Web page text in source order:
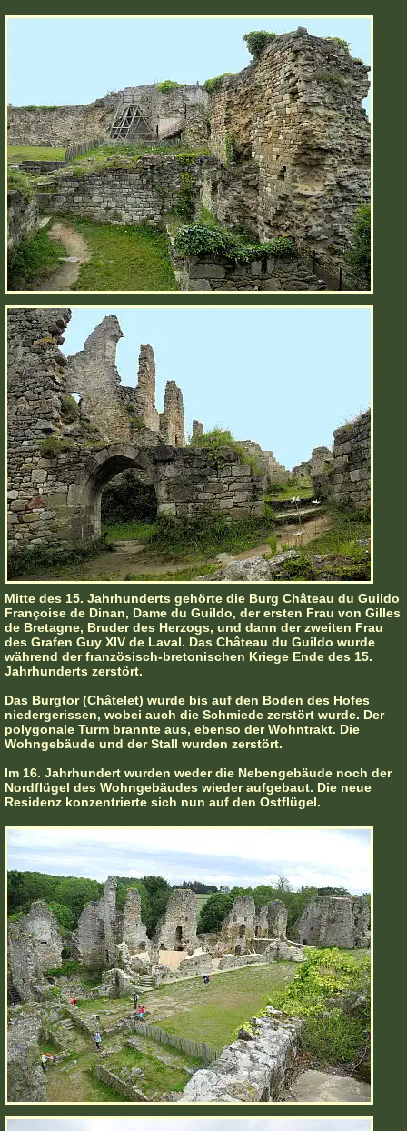
Mitte des 15. Jahrhunderts gehörte die Burg Château du Guildo
Françoise de Dinan, Dame du Guildo, der ersten Frau von Gilles
de Bretagne, Bruder des Herzogs, und dann der zweiten Frau
des Grafen Guy XIV de Laval. Das Château du Guildo wurde
während der französisch-bretonischen Kriege Ende des 15.
Jahrhunderts zerstört.
Das Burgtor (Châtelet) wurde bis auf den Boden des Hofes
niedergerissen, wobei auch die Schmiede zerstört wurde. Der
polygonale Turm brannte aus, ebenso der Wohntrakt. Die
Wohngebäude und der Stall wurden zerstört.
Im 16. Jahrhundert wurden weder die Nebengebäude noch der
Nordflügel des Wohngebäudes wieder aufgebaut. Die neue
Residenz konzentrierte sich nun auf den Ostflügel.